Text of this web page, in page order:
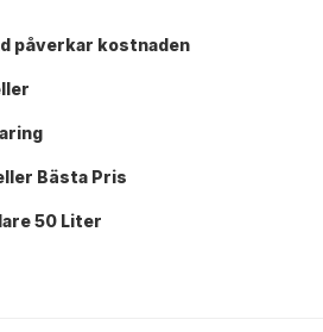
påverkar kostnaden
Bästa Pris
50 Liter